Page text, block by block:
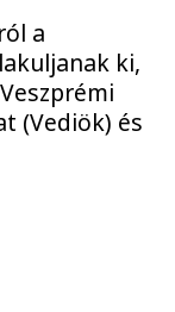
a
ki,
(Vediök) és